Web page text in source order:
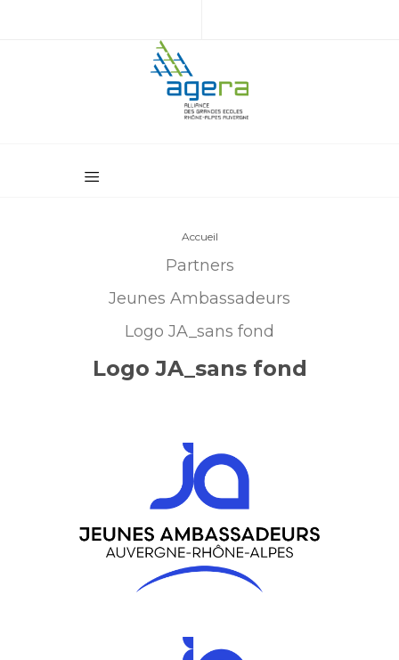
Accueil
Partners
Jeunes Ambassadeurs
Logo JA_sans fond
Logo JA_sans fond